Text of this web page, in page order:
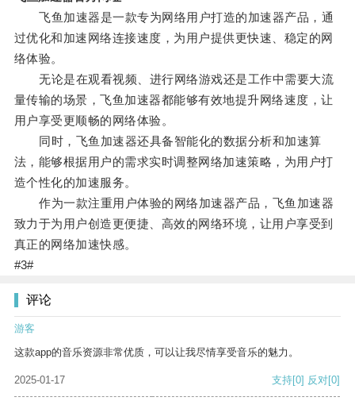
飞鱼加速器是一款专为网络用户打造的加速器产品，通
过优化和加速网络连接速度，为用户提供更快速、稳定的网
络体验。
无论是在观看视频、进行网络游戏还是工作中需要大流
量传输的场景，飞鱼加速器都能够有效地提升网络速度，让
用户享受更顺畅的网络体验。
同时，飞鱼加速器还具备智能化的数据分析和加速算
法，能够根据用户的需求实时调整网络加速策略，为用户打
造个性化的加速服务。
作为一款注重用户体验的网络加速器产品，飞鱼加速器
致力于为用户创造更便捷、高效的网络环境，让用户享受到
真正的网络加速快感。
#3#
评论
游客
这款app的音乐资源非常优质，可以让我尽情享受音乐的魅力。
2025-01-17 支持[0] 反对[0]